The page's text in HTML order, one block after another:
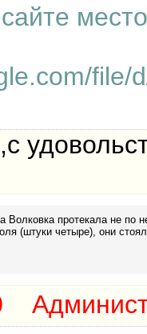
file/
Волковка протекала не
(штуки четыре), они